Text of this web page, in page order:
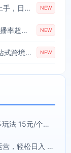
24小时挂机挣美金，简单易操作，小白轻松上手，日入1000+ NEW
AI短剧带货教程，基于SD2.0的短剧带货，完播率超高的带货视频，无需抽卡品质拉满，从0到1完整实操流程 NEW
Walmart全自动智能平台，轻松日入300+一站式跨境智能运营工具。无需复杂实操 NEW
抖音AI智能体【豆包电脑办公任务】拉新多玩法 15元/个，无需剪辑，无脑收益
没有货款与物流压力，多多虚拟类目矩阵运营，轻松日入 1000+